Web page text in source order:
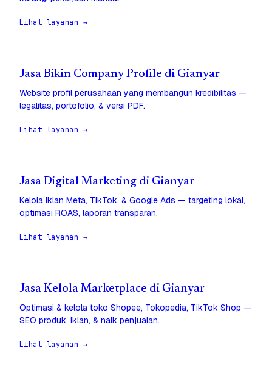
Lihat layanan →
Jasa Bikin Company Profile di Gianyar
Website profil perusahaan yang membangun kredibilitas —
legalitas, portofolio, & versi PDF.
Lihat layanan →
Jasa Digital Marketing di Gianyar
Kelola iklan Meta, TikTok, & Google Ads — targeting lokal,
optimasi ROAS, laporan transparan.
Lihat layanan →
Jasa Kelola Marketplace di Gianyar
Optimasi & kelola toko Shopee, Tokopedia, TikTok Shop —
SEO produk, iklan, & naik penjualan.
Lihat layanan →